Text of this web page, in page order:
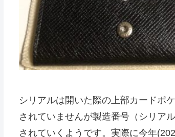
シリアルは開いた際の上部カードポ
されていませんが製造番号（シリア
されていくようです。実際に今年